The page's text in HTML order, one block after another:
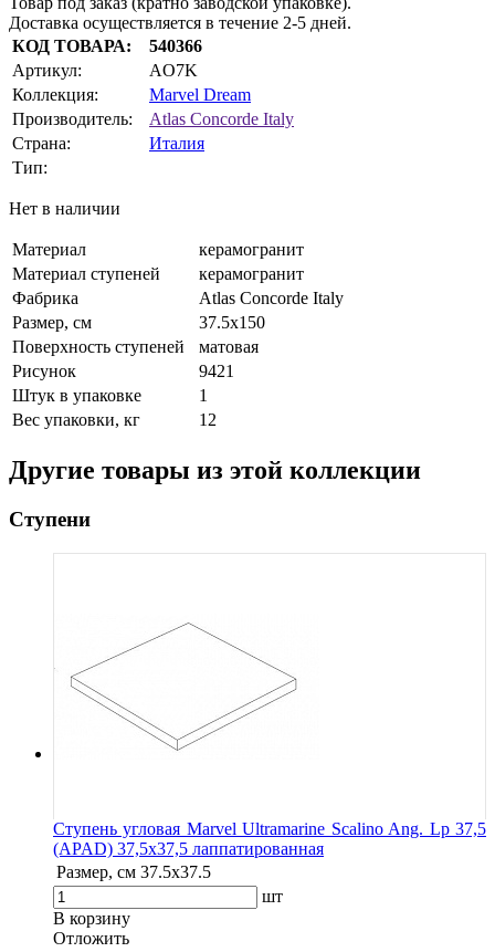
Доставка осуществляется в течение 2-5 дней.
КОД ТОВАРА:
540366
Артикул:
AO7K
Коллекция:
Marvel Dream
Производитель:
Atlas Concorde Italy
Страна:
Италия
Тип:
Нет в наличии
Материал
керамогранит
Материал ступеней
керамогранит
Фабрика
Atlas Concorde Italy
Размер, см
37.5x150
Поверхность ступеней
матовая
Рисунок
9421
Штук в упаковке
1
Вес упаковки, кг
12
Другие товары из этой коллекции
Ступени
Ступень угловая Marvel Ultramarine Scalino Ang. Lp 37,5
(APAD) 37,5x37,5 лаппатированная
Размер, см 37.5x37.5
шт
В корзину
Oтложить